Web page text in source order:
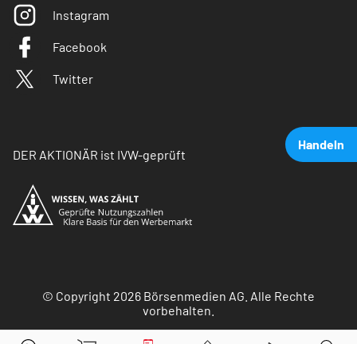
Handeln
Instagram
Facebook
Twitter
DER AKTIONÄR ist IVW-geprüft
© Copyright 2026 Börsenmedien AG. Alle Rechte
vorbehalten.